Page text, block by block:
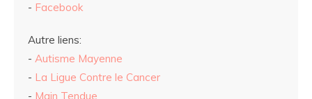
- Facebook
Autre liens:
- Autisme Mayenne
- La Ligue Contre le Cancer
- Main Tendue